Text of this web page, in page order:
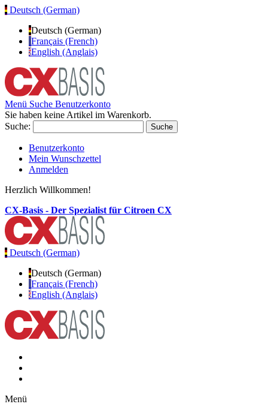
Deutsch (German)
Deutsch (German)
Français (French)
English (Anglais)
Menü Suche Benutzerkonto
Sie haben keine Artikel im Warenkorb.
Suche:
Suche
Benutzerkonto
Mein Wunschzettel
Anmelden
Herzlich Willkommen!
CX-Basis - Der Spezialist für Citroen CX
Deutsch (German)
Deutsch (German)
Français (French)
English (Anglais)
Menü